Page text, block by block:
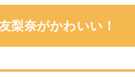
梨奈がかわいい！